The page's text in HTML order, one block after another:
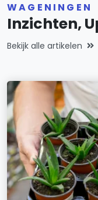
WAGENINGEN
Inzichten,
Bekijk alle artikelen